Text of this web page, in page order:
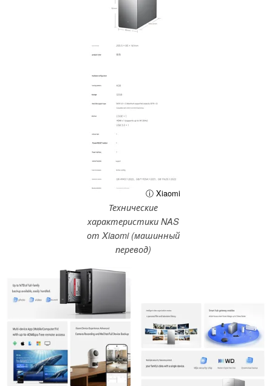
ⓘ Xiaomi
Технические
характеристики NAS
от Xiaomi (машинный
перевод)